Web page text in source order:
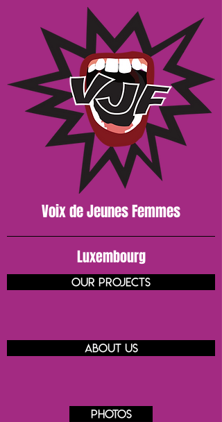
Voix de JeunesFemmes
Luxembourg
our projects
About us
Photos